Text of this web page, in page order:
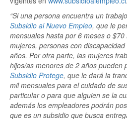
“Si una persona encuentra un
Subsidio al Nuevo Empleo, que le
mensuales hasta por 6 meses o
mujeres, personas con
años. Por otra parte, las mujeres
hijos/as menores de 2 años pueden
Subsidio Protege, que le dará la
mil mensuales para el cuidado de
particular o para que alguien se la
además los empleadores podrán
que es un subsidio que busca